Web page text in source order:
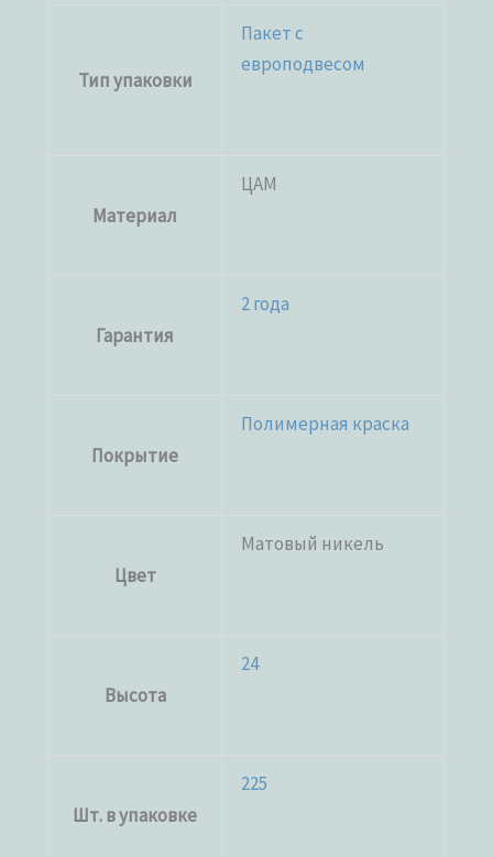
Тип упаковки
Пакет с
европодвесом
Материал
ЦАМ
Гарантия
2 года
Покрытие
Полимерная краска
Цвет
Матовый никель
Высота
24
Шт. в упаковке
225